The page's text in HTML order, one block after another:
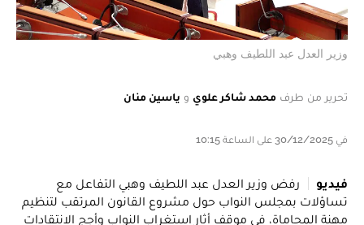
وزير العدل عبد اللطيف وهبي
تحرير من طرف محمد شاكر علوي و ياسين منان
في 30/12/2025 على الساعة 10:15
فيديو
رفض وزير العدل عبد اللطيف وهبي التفاعل مع
تساؤلات بمجلس النواب حول مشروع القانون المرتقب لتنظيم
مهنة المحاماة، في موقف أثار استغراب النواب وأجج الانتقادات